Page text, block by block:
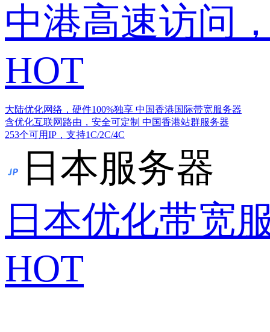
中港高速访问
HOT
大陆优化网络，硬件100%独享 中国香港国际带宽服务器
含优化互联网路由，安全可定制 中国香港站群服务器
253个可用IP，支持1C/2C/4C
日本服务器
日本优化带宽
HOT